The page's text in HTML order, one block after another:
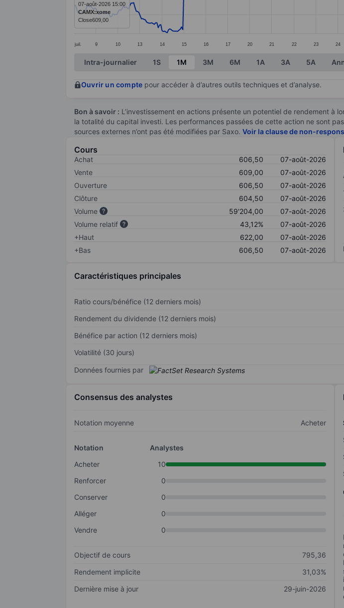
juil. 9 10 13 14 15 16 17 20 21 22 23 24
07-août-2026 15:00
CAMX:xome
Close609,00
End of interactive chart.
Intra-journalier 1S 1M 3M 6M 1A 3A 5A
Ouvrir un compte pour accéder à d’autres outils techniques et d’analyse.
Bon à savoir : L’investissement en actions présente un potentiel de rendement à
la totalité du capital investi. Les performances passées de cette action ne sont
sources externes n’ont pas été modifiées par Saxo. Voir la clause de non-
Cours
Achat 606,50
07-août-2026
Vente
609,00
07-août-2026
Ouverture
606,50
07-août-2026
Clôture
604,50
07-août-2026
Volume
59'204,00
07-août-2026
Volume relatif
43,12%
07-août-2026
+Haut
622,00
07-août-2026
+Bas
606,50 07-août-2026
Caractéristiques principales
Ratio cours/bénéfice (12 derniers mois)
Rendement du dividende (12 derniers mois)
Bénéfice par action (12 derniers mois)
Volatilité (30 jours)
Données fournies par
Consensus des analystes
Notation moyenne Acheter
Notation
Analystes
Acheter
10
Renforcer
0
Conserver
0
Alléger
0
Vendre
0
Objectif de cours
795,36
Rendement implicite
31,03%
Dernière mise à jour
29-juin-2026